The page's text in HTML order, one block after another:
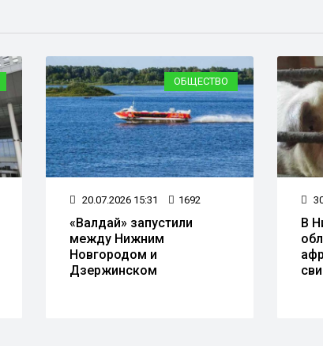
ОБЩЕСТВО
20.07.2026 15:31 1692
«Валдай» запустили
между Нижним
Новгородом и
Дзержинском
В